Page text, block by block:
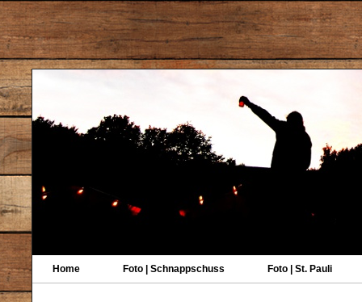
Home Foto | Schnappschuss Foto | St. Pauli